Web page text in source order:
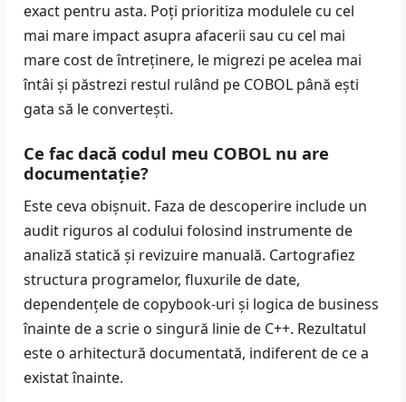
exact pentru asta. Poți prioritiza modulele cu cel
mai mare impact asupra afacerii sau cu cel mai
mare cost de întreținere, le migrezi pe acelea mai
întâi și păstrezi restul rulând pe COBOL până ești
gata să le convertești.
Ce fac dacă codul meu COBOL nu are
documentație?
Este ceva obișnuit. Faza de descoperire include un
audit riguros al codului folosind instrumente de
analiză statică și revizuire manuală. Cartografiez
structura programelor, fluxurile de date,
dependențele de copybook-uri și logica de business
înainte de a scrie o singură linie de C++. Rezultatul
este o arhitectură documentată, indiferent de ce a
existat înainte.